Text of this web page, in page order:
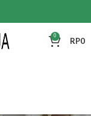
0 RP0